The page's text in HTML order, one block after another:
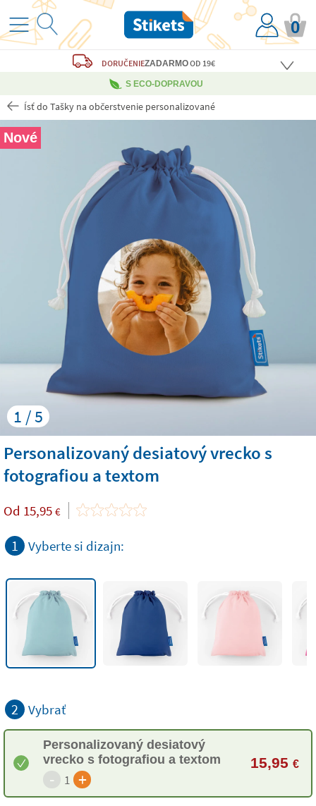
0
DORUČENIEZADARMOOD 19€
S ECO-DOPRAVOU
Ísť do Tašky na občerstvenie personalizované
1 / 5
Nové
Personalizovaný desiatový vrecko s
fotografiou a textom
Od 15,95 €
1 Vyberte si dizajn:
2 Vybrať
Personalizovaný desiatový
vrecko s fotografiou a textom
- 1 +
15,95 €